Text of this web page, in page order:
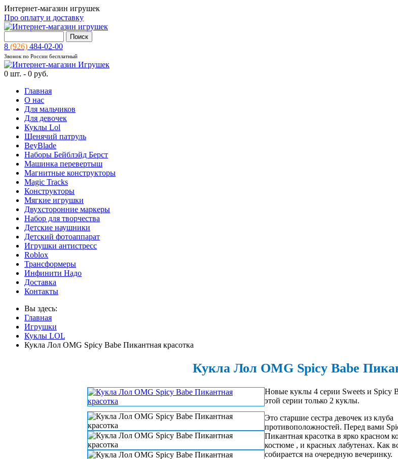
Интернет-магазин игрушек
Про оплату и доставку
8 (926) 484-02-00
Звонок по России бесплатный
0 шт. - 0 руб.
Главная
О нас
Для мальчиков
Для девочек
Куклы Lol
Щенячий патруль
BeyBlade
Наборы Бейблэйд Берст
Машинка перевертыш
Магнитные конструкторы
Magic Tracks
Конструкторы
Мягкие игрушки
Двухсторонние маркеры
Набор для творчества
Детские наушники
Детский фотоаппарат
Игрушки антистресс
Roblox
Трансформеры
Инфинити Надо
Доставка
Контакты
Вы здесь:
Главная
Игрушки
Куклы LOL
Кукла Лол OMG Spicy Babe Пикантная красотка
Кукла Лол OMG Spicy Babe
Новые куклы 4 серии Sweets и Spicy
этой серии только 2 куклы.
Это старшие сестра девочек из клуба
противоположностей. Перед вами
Пикантная красотка в ярко красном
костюме , и красных лабутенах. Как
собирается на очередную вечеринку.